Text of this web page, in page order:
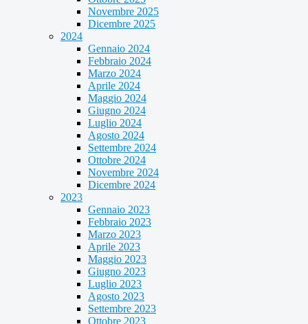
Novembre 2025
Dicembre 2025
2024
Gennaio 2024
Febbraio 2024
Marzo 2024
Aprile 2024
Maggio 2024
Giugno 2024
Luglio 2024
Agosto 2024
Settembre 2024
Ottobre 2024
Novembre 2024
Dicembre 2024
2023
Gennaio 2023
Febbraio 2023
Marzo 2023
Aprile 2023
Maggio 2023
Giugno 2023
Luglio 2023
Agosto 2023
Settembre 2023
Ottobre 2023